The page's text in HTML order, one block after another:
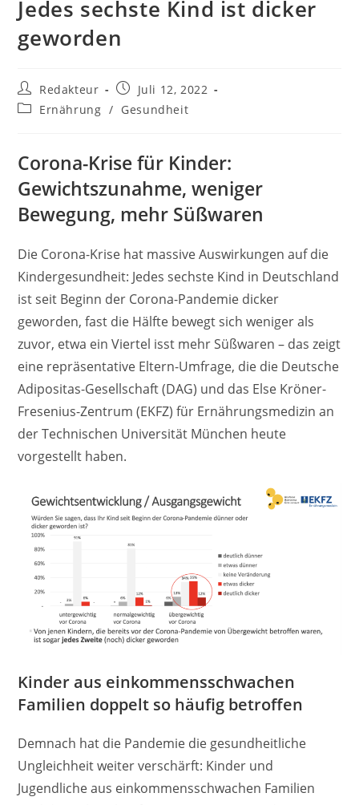
Jedes sechste Kind ist dicker
geworden
Beitrags-
Autor:
Redakteur
Beitrag
veröffentlicht:
Juli 12, 2022
Beitrags-
Ernährung / Gesundheit
Corona-Krise für Kinder:
Gewichtszunahme, weniger
Bewegung, mehr Süßwaren
Die Corona-Krise hat massive Auswirkungen auf die
Kindergesundheit: Jedes sechste Kind in Deutschland
ist seit Beginn der Corona-Pandemie dicker
geworden, fast die Hälfte bewegt sich weniger als
zuvor, etwa ein Viertel isst mehr Süßwaren – das zeigt
eine repräsentative Eltern-Umfrage, die die Deutsche
Adipositas-Gesellschaft (DAG) und das Else Kröner-
Fresenius-Zentrum (EKFZ) für Ernährungsmedizin an
der Technischen Universität München heute
vorgestellt haben.
Kinder aus einkommensschwachen
Familien doppelt so häufig betroffen
Demnach hat die Pandemie die gesundheitliche
Ungleichheit weiter verschärft: Kinder und
Jugendliche aus einkommensschwachen Familien